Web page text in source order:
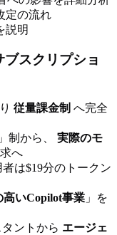
定の流れ
説明
スクリプショ
従量課金制 へ完全
制から、 実際のモ
へ
は$19分のトークン
いCopilot事業 」を
ントから エージェ